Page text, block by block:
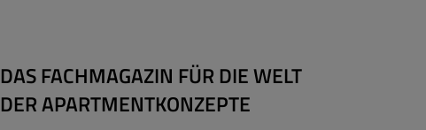
DAS FACHMAGAZIN FÜR DIE WELT
DER APARTMENTKONZEPTE